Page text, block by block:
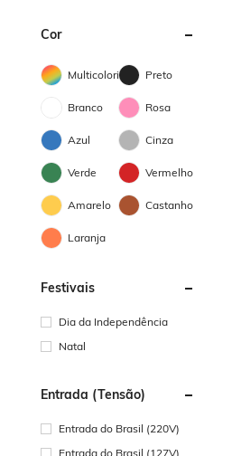
Cor
Multicolorido Preto
Branco Rosa
Azul Cinza
Verde Vermelho
Amarelo Castanho
Laranja
Festivais
Dia da Independência
Natal
Entrada (tensão)
Entrada do Brasil (220V)
Entrada do Brasil (127V)